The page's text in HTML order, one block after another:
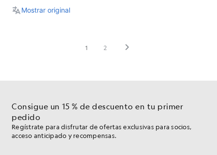
Consigue un 15 % de descuento en tu primer
pedido
Regístrate para disfrutar de ofertas exclusivas para socios,
acceso anticipado y recompensas.